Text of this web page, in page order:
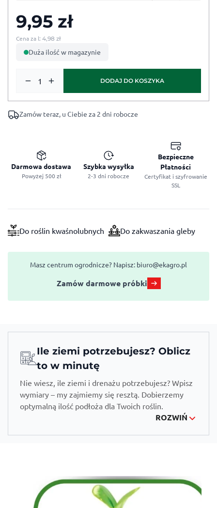
9,95 zł
Cena za l: 4,98 zł
Duża ilość w magazynie
DODAJ DO KOSZYKA
Zamów teraz, u Ciebie za 2 dni robocze
Darmowa dostawa
Powyżej 500 zł
Szybka wysyłka
2-3 dni robocze
Bezpieczne
Płatności
Certyfikat i szyfrowanie
SSL
Do roślin kwaśnolubnych Do zakwaszania gleby
Masz centrum ogrodnicze? Napisz: biuro@ekagro.pl
Zamów darmowe próbki
Ile ziemi potrzebujesz? Oblicz
to w minutę
Nie wiesz, ile ziemi i drenażu potrzebujesz? Wpisz
wymiary – my zajmiemy się resztą. Dobierzemy
optymalną ilość podłoża dla Twoich roślin.
ROZWIŃ